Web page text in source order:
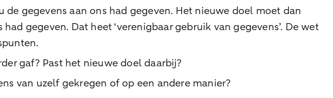
gegevens aan ons had gegeven. Het nieuwe doel moet dan
gegeven. Dat heet ‘verenigbaar gebruik van gegevens’. De wet
gaf? Past het nieuwe doel daarbij?
van uzelf gekregen of op een andere manier?